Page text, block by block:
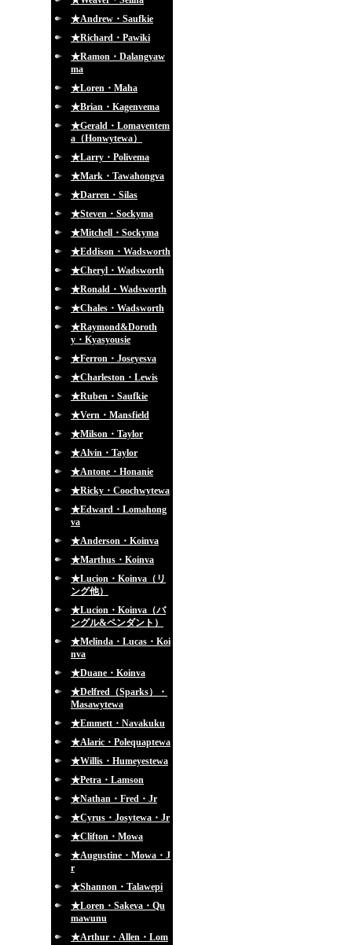
★Andrew・Saufkie
★Richard・Pawiki
★Ramon・Dalangyaw
ma
★Loren・Maha
★Brian・Kagenvema
★Gerald・Lomaventem
a（Honwytewa）
★Larry・Polivema
★Mark・Tawahongva
★Darren・Silas
★Steven・Sockyma
★Mitchell・Sockyma
★Eddison・Wadsworth
★Cheryl・Wadsworth
★Ronald・Wadsworth
★Chales・Wadsworth
★Raymond&Doroth
y・Kyasyousie
★Ferron・Joseyesva
★Charleston・Lewis
★Ruben・Saufkie
★Vern・Mansfield
★Milson・Taylor
★Alvin・Taylor
★Antone・Honanie
★Ricky・Coochwytewa
★Edward・Lomahong
va
★Anderson・Koinva
★Marthus・Koinva
★Lucion・Koinva（リ
ング他）
★Lucion・Koinva（バ
ングル&ペンダント）
★Melinda・Lucas・Koi
nva
★Duane・Koinva
★Delfred（Sparks）・
Masawytewa
★Emmett・Navakuku
★Alaric・Polequaptewa
★Willis・Humeyestewa
★Petra・Lamson
★Nathan・Fred・Jr
★Cyrus・Josytewa・Jr
★Clifton・Mowa
★Augustine・Mowa・J
r
★Shannon・Talawepi
★Loren・Sakeva・Qu
mawunu
★Arthur・Allen・Lom